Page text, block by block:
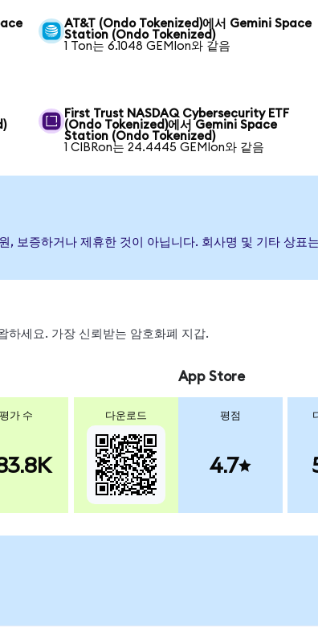
AT&T (Ondo Tokenized)에서 Gemini Space
Station (Ondo Tokenized)
1 Ton는 6.1048 GEMIon와 같음
First Trust NASDAQ Cybersecurity ETF
(Ondo Tokenized)에서 Gemini Space
Station (Ondo Tokenized)
1 CIBRon는 24.4445 GEMIon와 같음
보증하거나 제휴한 것이 아닙니다. 회사명 및 기타 상표
하세요. 가장 신뢰받는 암호화폐 지갑.
평가 수 다운로드
App Store
평점
4.7